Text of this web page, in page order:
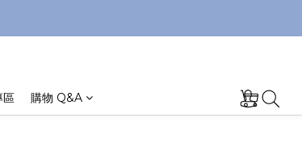
區 購物 Q&A